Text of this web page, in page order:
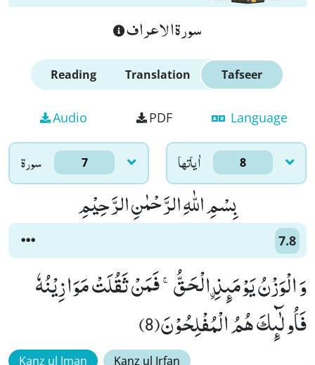
سورة الاعراف
Reading Translation Tafseer
Audio PDF Language
سورۃ 7 اٰياتها 8
بِسْمِ اللّٰهِ الرَّحْمٰنِ الرَّحِیْمِ
7.8
وَ الْوَزْنُ یَوْمَىٕذِ ﹰالْحَقُّۚ- فَمَنْ ثَقُلَتْ مَوَازِیْنُهٗ
فَاُولٰٓىٕكَ هُمُ الْمُفْلِحُوْنَ(8)
Kanz ul Iman Kanz ul Irfan